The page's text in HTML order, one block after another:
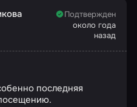
Подтвержден
около года
назад
последняя